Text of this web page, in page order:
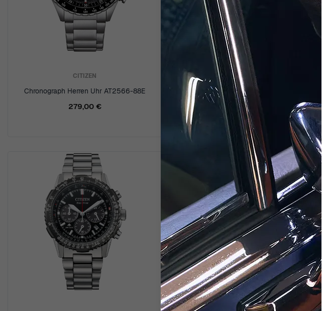
CITIZEN
Chronograph Herren Uhr AT2566-88E
279,00 €
CITIZEN
Chronograph Herren Uhr AT2569-04L
269,00 €